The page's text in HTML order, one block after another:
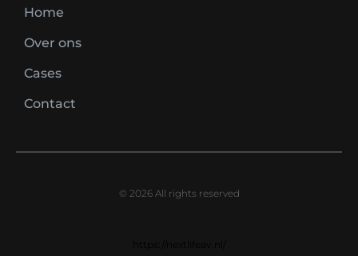
Home
Over ons
Cases
Contact
© 2026 All rights reserved